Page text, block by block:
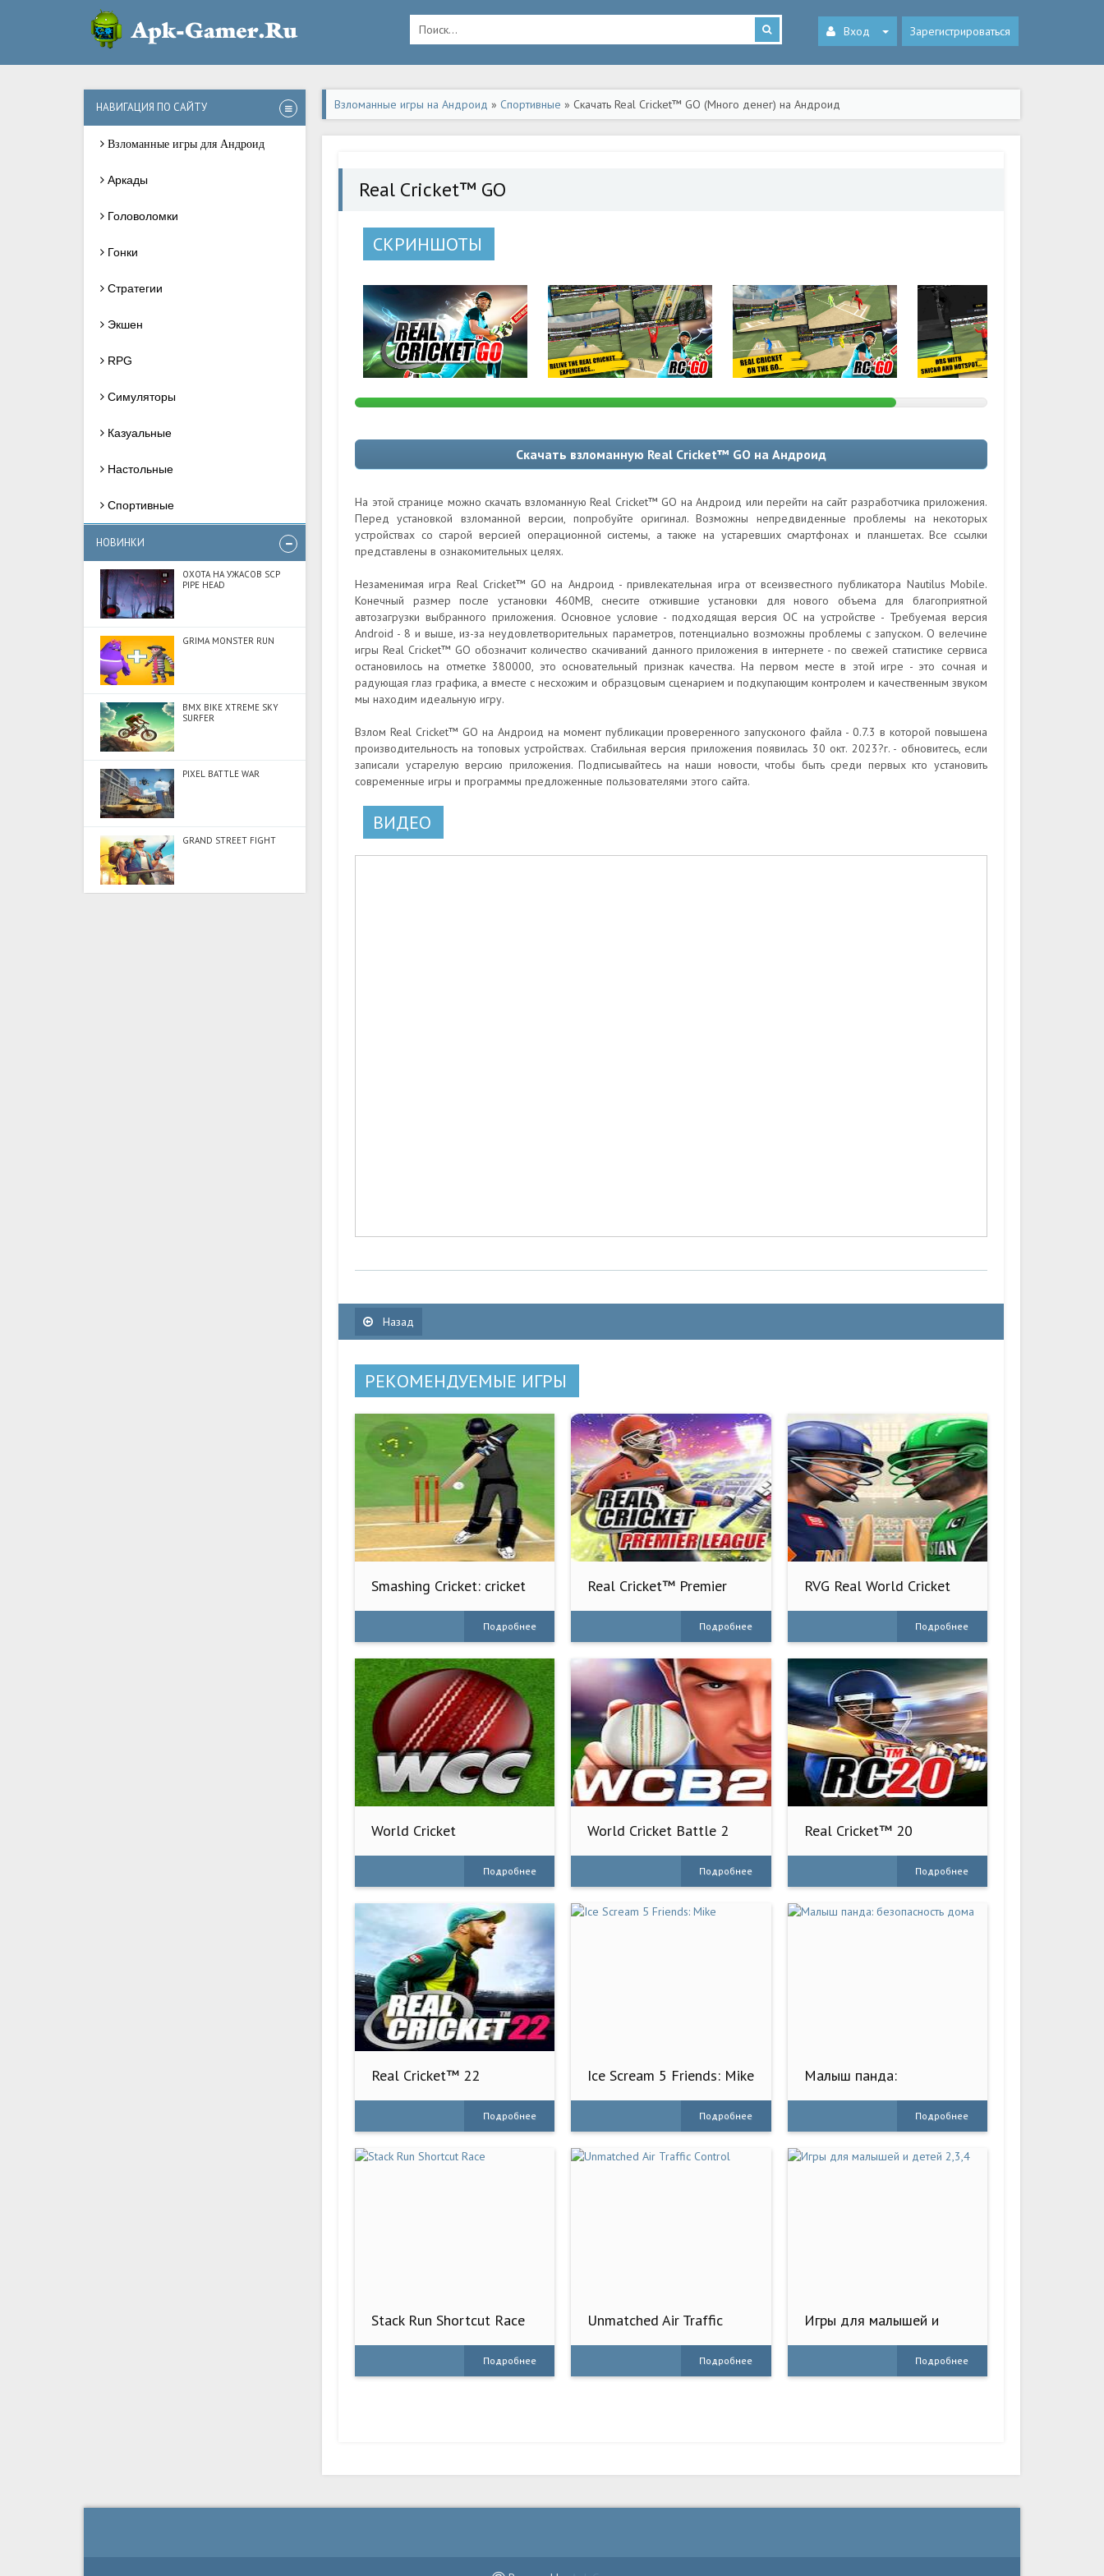
Вход Зарегистрироваться
НАВИГАЦИЯ ПО САЙТУ
Взломанные игры для Андроид
Аркады
Головоломки
Гонки
Стратегии
Экшен
RPG
Симуляторы
Казуальные
Настольные
Спортивные
НОВИНКИ
ОХОТА НА УЖАСОВ SCP
PIPE HEAD
GRIMA MONSTER RUN
BMX BIKE XTREME SKY
SURFER
PIXEL BATTLE WAR
GRAND STREET FIGHT
Взломанные игры на Андроид » Спортивные » Скачать Real Cricket™ GO (Много денег) на Андроид
Real Cricket™ GO
СКРИНШОТЫ
Скачать взломанную Real Cricket™ GO на Андроид
На этой странице можно скачать взломанную Real Cricket™ GO на Андроид или перейти на сайт разработчика приложения.
Перед установкой взломанной версии, попробуйте оригинал. Возможны непредвиденные проблемы на некоторых
устройствах со старой версией операционной системы, а также на устаревших смартфонах и планшетах. Все ссылки
представлены в ознакомительных целях.
Незаменимая игра Real Cricket™ GO на Андроид - привлекательная игра от всеизвестного публикатора Nautilus Mobile.
Конечный размер после установки 460MB, снесите отжившие установки для нового объема для благоприятной
автозагрузки выбранного приложения. Основное условие - подходящая версия ОС на устройстве - Требуемая версия
Android - 8 и выше, из-за неудовлетворительных параметров, потенциально возможны проблемы с запуском. О велечине
игры Real Cricket™ GO обозначит количество скачиваний данного приложения в интернете - по свежей статистике сервиса
остановилось на отметке 380000, это основательный признак качества. На первом месте в этой игре - это сочная и
радующая глаз графика, а вместе с несхожим и образцовым сценарием и подкупающим контролем и качественным звуком
мы находим идеальную игру.
Взлом Real Cricket™ GO на Андроид на момент публикации проверенного запусконого файла - 0.7.3 в которой повышена
производительность на топовых устройствах. Стабильная версия приложения появилась 30 окт. 2023?г. - обновитесь, если
записали устарелую версию приложения. Подписывайтесь на наши новости, чтобы быть среди первых кто установить
современные игры и программы предложенные пользователями этого сайта.
ВИДЕО
Назад
РЕКОМЕНДУЕМЫЕ ИГРЫ
Smashing Cricket: cricket
Подробнее
Real Cricket™ Premier
Подробнее
RVG Real World Cricket
Подробнее
World Cricket
Подробнее
World Cricket Battle 2
Подробнее
Real Cricket™ 20
Подробнее
Real Cricket™ 22
Подробнее
Ice Scream 5 Friends: Mike
Подробнее
Малыш панда:
Подробнее
Stack Run Shortcut Race
Подробнее
Unmatched Air Traffic
Подробнее
Игры для малышей и
Подробнее